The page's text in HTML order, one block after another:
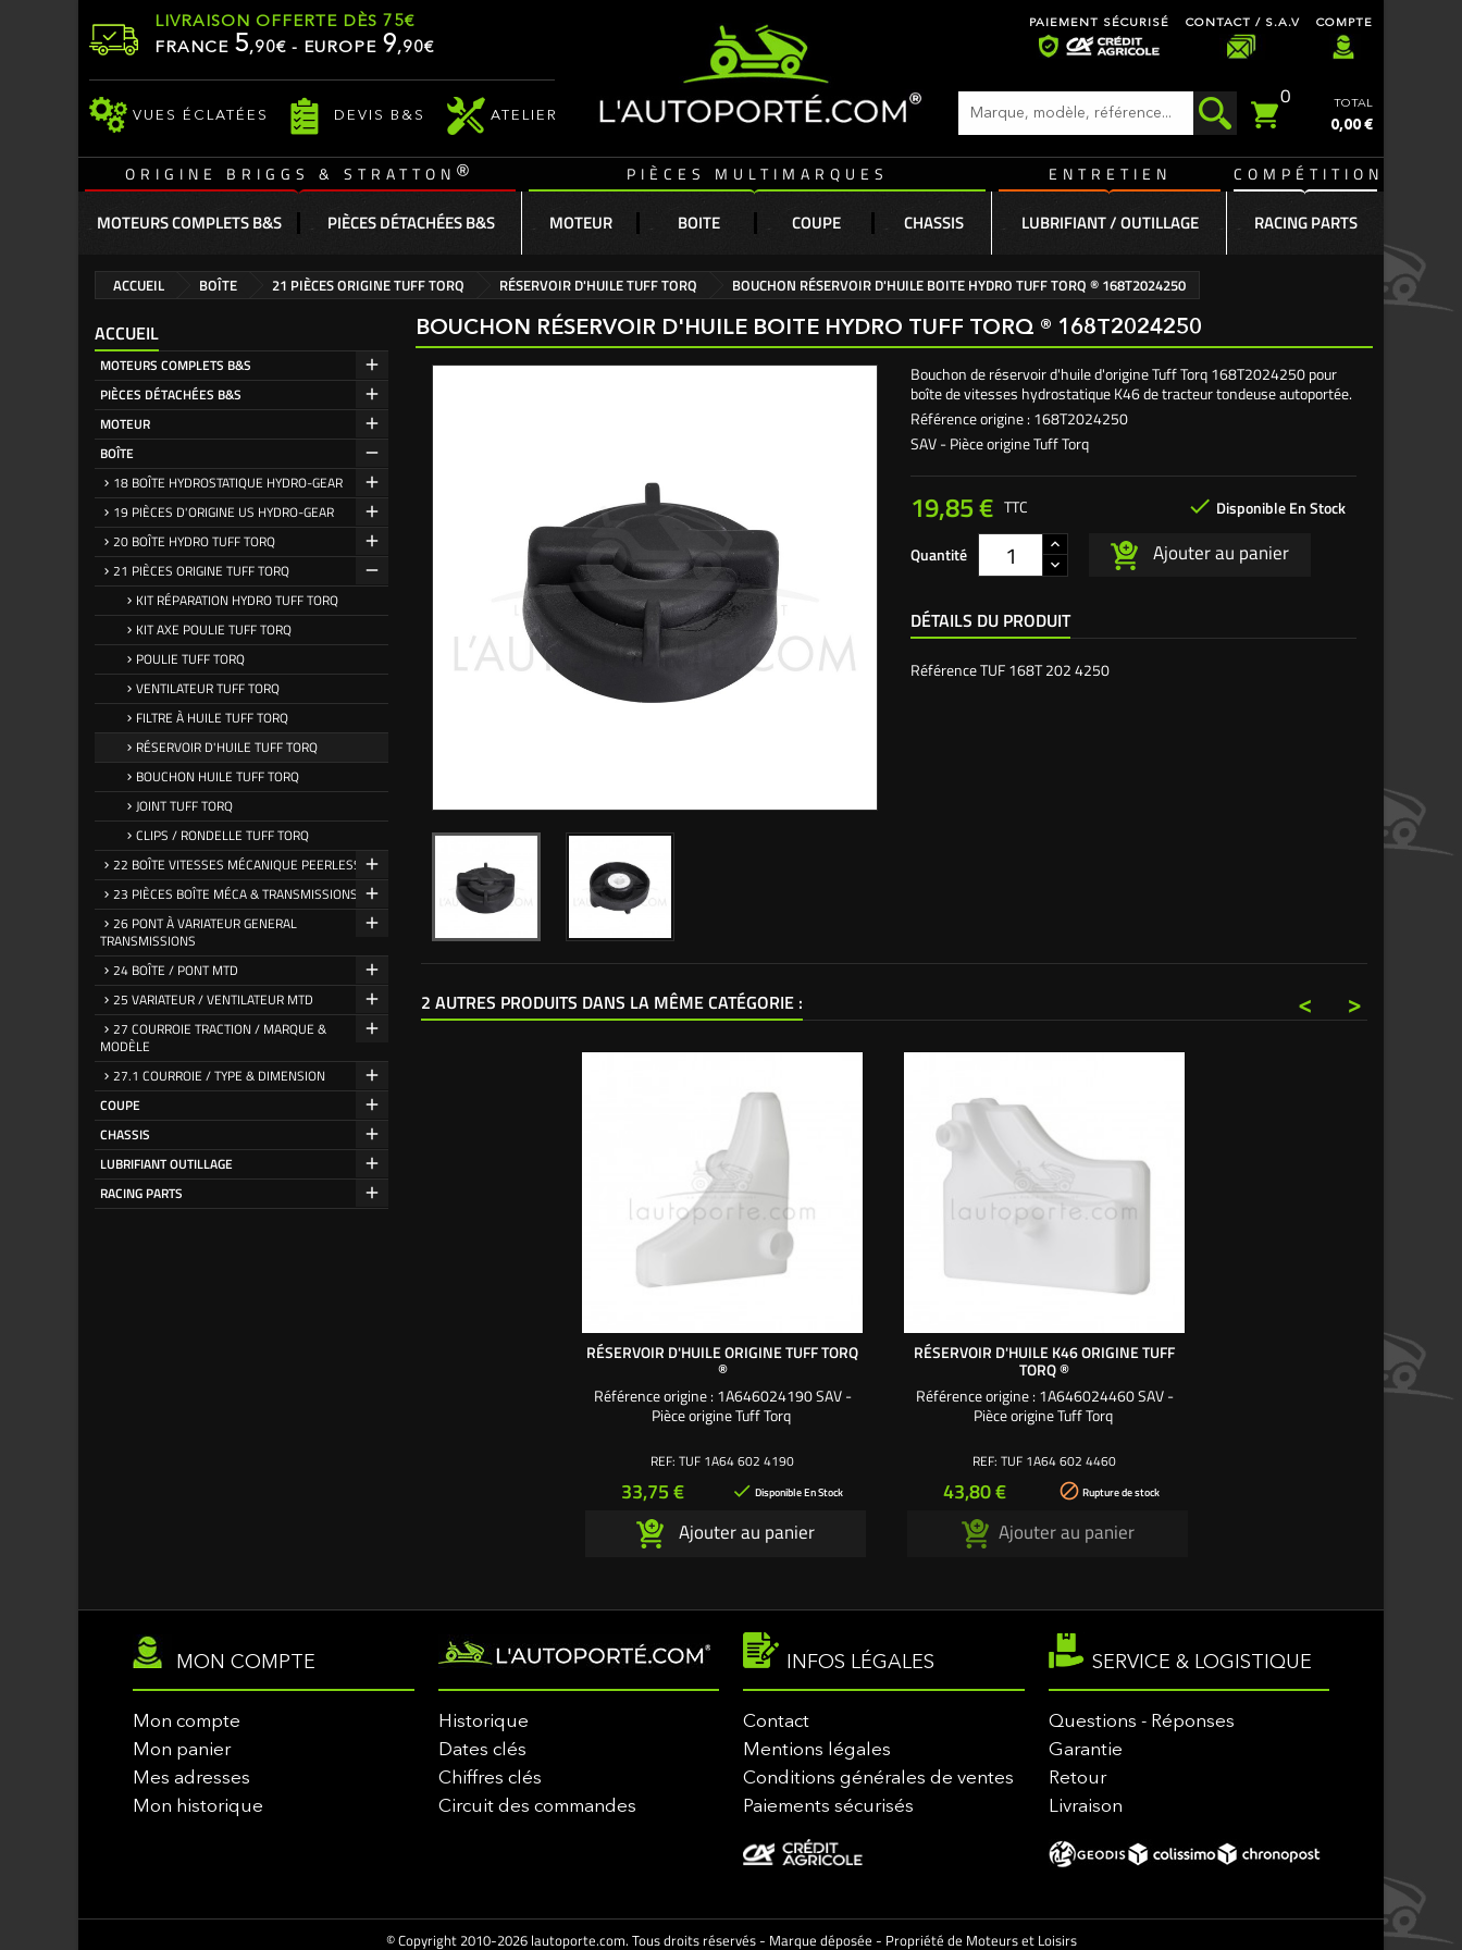
LIVRAISON OFFERTE DÈS 75€
FRANCE 5,90€ - EUROPE 9,90€
VUES ÉCLATÉES DEVIS B&S ATELIER
PAIEMENT SÉCURISÉ CONTACT / S.A.V COMPTE
0 TOTAL
0,00 €
ORIGINE BRIGGS & STRATTON ® PIÈCES MULTIMARQUES ENTRETIEN COMPÉTITION
MOTEURS COMPLETS B&S PIÈCES DÉTACHÉES B&S MOTEUR BOITE COUPE CHASSIS LUBRIFIANT / OUTILLAGE RACING PARTS
ACCUEIL BOÎTE 21 PIÈCES ORIGINE TUFF TORQ RÉSERVOIR D'HUILE TUFF TORQ BOUCHON RÉSERVOIR D'HUILE BOITE HYDRO TUFF TORQ ® 168T2024250
ACCUEIL
MOTEURS COMPLETS B&S
PIÈCES DÉTACHÉES B&S
MOTEUR
BOÎTE
18 BOÎTE HYDROSTATIQUE HYDRO-GEAR
19 PIÈCES D'ORIGINE US HYDRO-GEAR
20 BOÎTE HYDRO TUFF TORQ
21 PIÈCES ORIGINE TUFF TORQ
KIT RÉPARATION HYDRO TUFF TORQ
KIT AXE POULIE TUFF TORQ
POULIE TUFF TORQ
VENTILATEUR TUFF TORQ
FILTRE À HUILE TUFF TORQ
RÉSERVOIR D'HUILE TUFF TORQ
BOUCHON HUILE TUFF TORQ
JOINT TUFF TORQ
CLIPS / RONDELLE TUFF TORQ
22 BOÎTE VITESSES MÉCANIQUE PEERLESS
23 PIÈCES BOÎTE MÉCA & TRANSMISSIONS
26 PONT À VARIATEUR GENERAL
TRANSMISSIONS
24 BOÎTE / PONT MTD
25 VARIATEUR / VENTILATEUR MTD
27 COURROIE TRACTION / MARQUE &
MODÈLE
27.1 COURROIE / TYPE & DIMENSION
COUPE
CHASSIS
LUBRIFIANT OUTILLAGE
RACING PARTS
BOUCHON RÉSERVOIR D'HUILE BOITE HYDRO TUFF TORQ ® 168T2024250
Bouchon de réservoir d'huile d'origine Tuff Torq 168T2024250 pour
boîte de vitesses hydrostatique K46 de tracteur tondeuse autoportée.
Référence origine : 168T2024250
SAV - Pièce origine Tuff Torq
19,85 €  Disponible En Stock
TTC
Quantité Ajouter au panier
DÉTAILS DU PRODUIT
RéférenceTUF 168T 202 4250
2 AUTRES PRODUITS DANS LA MÊME CATÉGORIE : >
<
RÉSERVOIR D'HUILE ORIGINE TUFF TORQ
®
Référence origine : 1A646024190 SAV -
Pièce origine Tuff Torq
REF: TUF 1A64 602 4190
Prix
33,75 €  Disponible En Stock
Ajouter au panier
RÉSERVOIR D'HUILE K46 ORIGINE TUFF
TORQ ®
Référence origine : 1A646024460 SAV -
Pièce origine Tuff Torq
REF: TUF 1A64 602 4460
Prix
43,80 €  Rupture de stock
Ajouter au panier
MON COMPTE
Mon compte
Mon panier
Mes adresses
Mon historique
Historique
Dates clés
Chiffres clés
Circuit des commandes
INFOS LÉGALES
Contact
Mentions légales
Conditions générales de ventes
Paiements sécurisés
SERVICE & LOGISTIQUE
Questions - Réponses
Garantie
Retour
Livraison
© Copyright 2010-2026 lautoporte.com. Tous droits réservés - Marque déposée - Propriété de Moteurs et Loisirs